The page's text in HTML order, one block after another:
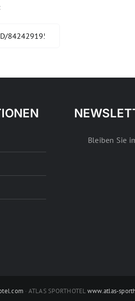
Bleiben Sie
· ATLAS SPORTHOTELwww.atlas-